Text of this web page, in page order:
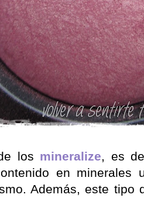
los mineralize, es
en minerales
Además, este tipo